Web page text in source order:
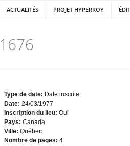
ACTUALITÉS PROJET HYPERROY
1676
Type de date: Date inscrite
Date: 24/03/1977
Inscription du lieu: Oui
Pays: Canada
Ville: Québec
Nombre de pages: 4